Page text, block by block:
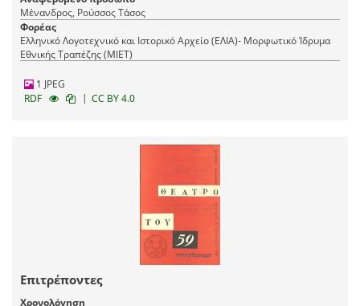
Μένανδρος, Ρούσσος Τάσος
Φορέας
Ελληνικό Λογοτεχνικό και Ιστορικό Αρχείο (ΕΛΙΑ)- Μορφωτικό Ίδρυμα
Εθνικής Τραπέζης (ΜΙΕΤ)
1 JPEG
RDF
| CC BY 4.0
Επιτρέποντες
Χρονολόγηση